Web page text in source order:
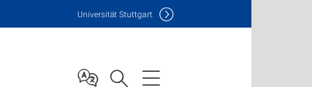
Universität Stuttgart